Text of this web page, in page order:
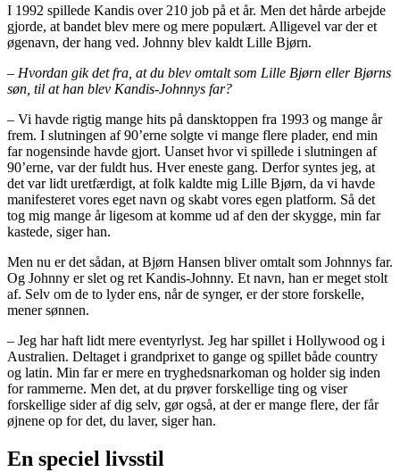
I 1992 spillede Kandis over 210 job på et år. Men det hårde arbejde
gjorde, at bandet blev mere og mere populært. Alligevel var der et
øgenavn, der hang ved. Johnny blev kaldt Lille Bjørn.
– Hvordan gik det fra, at du blev omtalt som Lille Bjørn eller Bjørns
søn, til at han blev Kandis-Johnnys far?
– Vi havde rigtig mange hits på dansktoppen fra 1993 og mange år
frem. I slutningen af 90’erne solgte vi mange flere plader, end min
far nogensinde havde gjort. Uanset hvor vi spillede i slutningen af
90’erne, var der fuldt hus. Hver eneste gang. Derfor syntes jeg, at
det var lidt uretfærdigt, at folk kaldte mig Lille Bjørn, da vi havde
manifesteret vores eget navn og skabt vores egen platform. Så det
tog mig mange år ligesom at komme ud af den der skygge, min far
kastede, siger han.
Men nu er det sådan, at Bjørn Hansen bliver omtalt som Johnnys far.
Og Johnny er slet og ret Kandis-Johnny. Et navn, han er meget stolt
af. Selv om de to lyder ens, når de synger, er der store forskelle,
mener sønnen.
– Jeg har haft lidt mere eventyrlyst. Jeg har spillet i Hollywood og i
Australien. Deltaget i grandprixet to gange og spillet både country
og latin. Min far er mere en tryghedsnarkoman og holder sig inden
for rammerne. Men det, at du prøver forskellige ting og viser
forskellige sider af dig selv, gør også, at der er mange flere, der får
øjnene op for det, du laver, siger han.
En speciel livsstil